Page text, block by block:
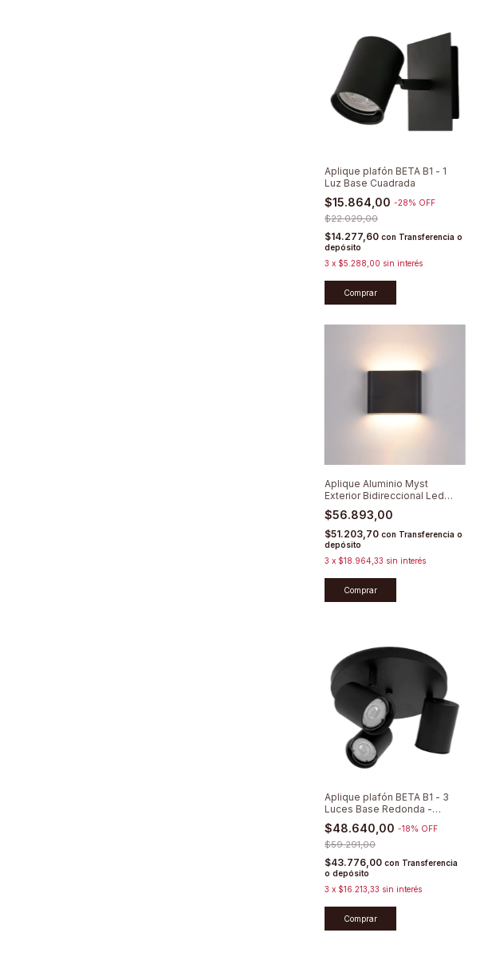
Aplique plafón BETA B1 - 1
Luz Base Cuadrada
$15.864,00 -28% OFF
$22.029,00
$14.277,60 con Transferencia o
depósito
3 x $5.288,00 sin interés
Comprar
Aplique Aluminio Myst
Exterior Bidireccional Led
2x3w
$56.893,00
$51.203,70 con Transferencia o
depósito
3 x $18.964,33 sin interés
Comprar
Aplique plafón BETA B1 - 3
Luces Base Redonda -
Dimerizable
$48.640,00 -18% OFF
$59.291,00
$43.776,00 con Transferencia
o depósito
3 x $16.213,33 sin interés
Comprar